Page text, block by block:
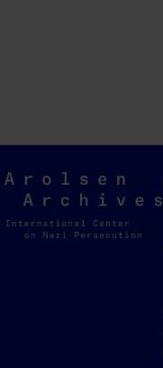
Arolsen
Archives